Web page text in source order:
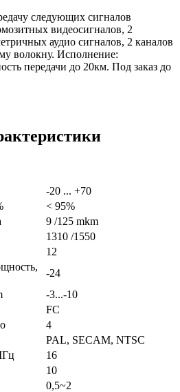
следующих сигналов
видеосигналов, 2
аудио сигналов, 2 каналов
волокну. Исполнение:
передачи до 20км. Под заказ до
-20 ... +70
< 95%
9 /125 mkm
1310 /1550
12
-24
-3...-10
FC
4
PAL, SECAM, NTSC
16
10
0,5~2